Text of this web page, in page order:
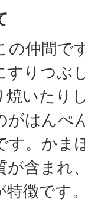
の仲間で
すりつぶ
いたり
がはんぺ
す。かま
が含まれ
特徴です